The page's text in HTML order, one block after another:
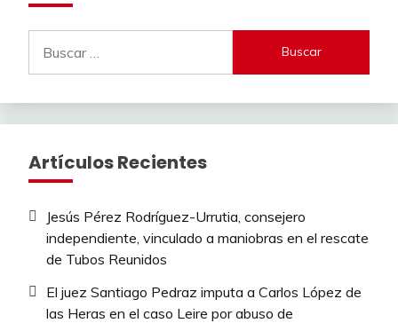
Artículos Recientes
Jesús Pérez Rodríguez-Urrutia, consejero
independiente, vinculado a maniobras en el rescate
de Tubos Reunidos
El juez Santiago Pedraz imputa a Carlos López de
las Heras en el caso Leire por abuso de